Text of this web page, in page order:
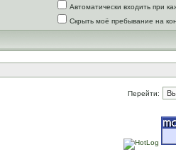
Автоматически входить при
Скрыть моё пребывание на
Перейти: